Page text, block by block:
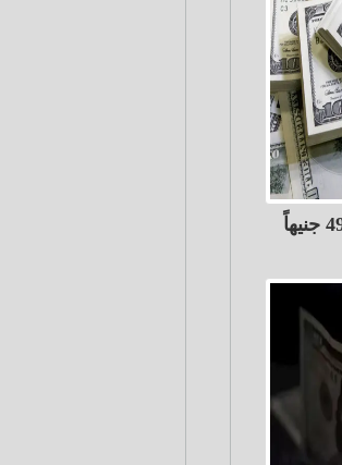
الدولار ينخفض 68 قرشًاً إلى 49.82 جنيهاً